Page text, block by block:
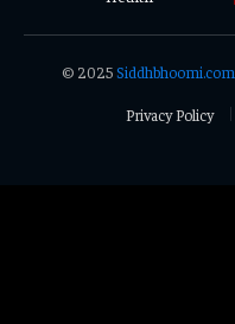
© 2025Siddhbhoomi.com
Privacy Policy